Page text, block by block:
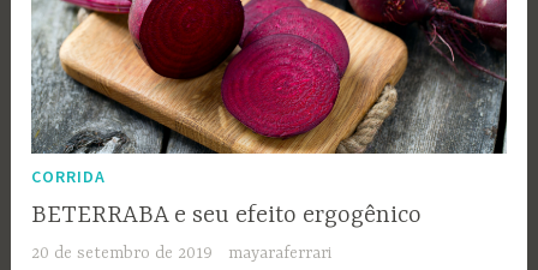
CORRIDA
BETERRABA e seu efeito ergogênico
20 de setembro de 2019 mayaraferrari